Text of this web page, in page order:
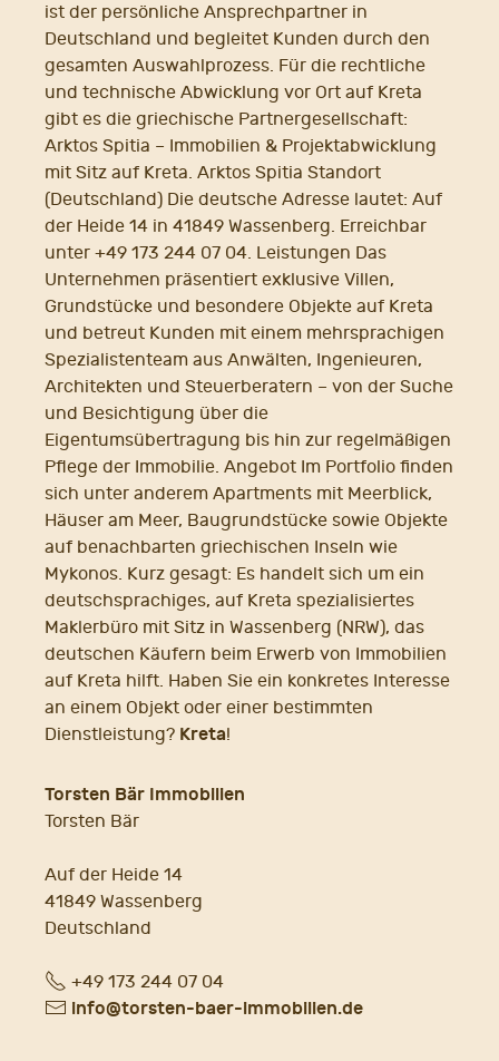
ist der persönliche Ansprechpartner in
Deutschland und begleitet Kunden durch den
gesamten Auswahlprozess. Für die rechtliche
und technische Abwicklung vor Ort auf Kreta
gibt es die griechische Partnergesellschaft:
Arktos Spitia – Immobilien & Projektabwicklung
mit Sitz auf Kreta. Arktos Spitia Standort
(Deutschland) Die deutsche Adresse lautet: Auf
der Heide 14 in 41849 Wassenberg. Erreichbar
unter +49 173 244 07 04. Leistungen Das
Unternehmen präsentiert exklusive Villen,
Grundstücke und besondere Objekte auf Kreta
und betreut Kunden mit einem mehrsprachigen
Spezialistenteam aus Anwälten, Ingenieuren,
Architekten und Steuerberatern – von der Suche
und Besichtigung über die
Eigentumsübertragung bis hin zur regelmäßigen
Pflege der Immobilie. Angebot Im Portfolio finden
sich unter anderem Apartments mit Meerblick,
Häuser am Meer, Baugrundstücke sowie Objekte
auf benachbarten griechischen Inseln wie
Mykonos. Kurz gesagt: Es handelt sich um ein
deutschsprachiges, auf Kreta spezialisiertes
Maklerbüro mit Sitz in Wassenberg (NRW), das
deutschen Käufern beim Erwerb von Immobilien
auf Kreta hilft. Haben Sie ein konkretes Interesse
an einem Objekt oder einer bestimmten
Dienstleistung? Kreta!
Torsten Bär Immobilien
Torsten Bär
Auf der Heide 14
41849 Wassenberg
Deutschland
Fon+49 173 244 07 04
E- info@torsten-baer-immobilien.de